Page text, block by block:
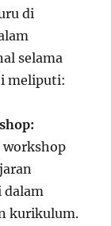
di
selama
meliputi:
workshop
kurikulum.